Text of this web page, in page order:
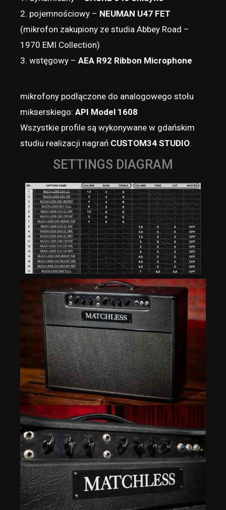
2. pojemnościowy – NEUMAN U47 FET
(mikrofon zakupiony ze studia Abbey Road –
1970 EMI Collection)
3. wstęgowy – AEA R92 Ribbon Microphone
mikrofony podłączone do analogowego stołu
mikserskiego: API Model 1608
Wszystkie profile są wykonywane w gdańskim
studiu realizacji nagrań CUSTOM34 STUDIO.
SETTINGS DIAGRAM